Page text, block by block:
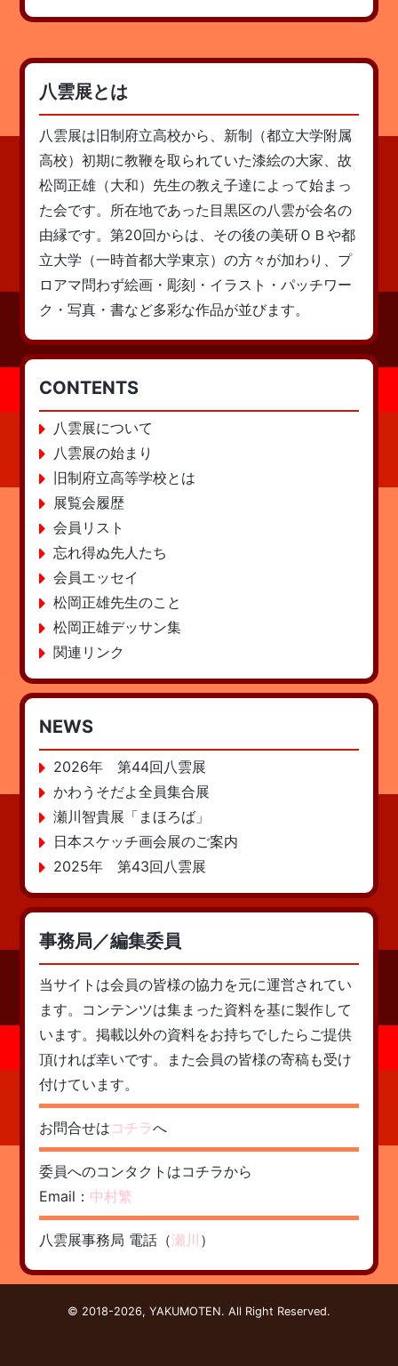
八雲展とは
八雲展は旧制府立高校から、新制（都立大学附属
高校）初期に教鞭を取られていた漆絵の大家、故
松岡正雄（大和）先生の教え子達によって始まっ
た会です。所在地であった目黒区の八雲が会名の
由縁です。第20回からは、その後の美研ＯＢや都
立大学（一時首都大学東京）の方々が加わり、プ
ロアマ問わず絵画・彫刻・イラスト・パッチワー
ク・写真・書など多彩な作品が並びます。
CONTENTS
八雲展について
八雲展の始まり
旧制府立高等学校とは
展覧会履歴
会員リスト
忘れ得ぬ先人たち
会員エッセイ
松岡正雄先生のこと
松岡正雄デッサン集
関連リンク
NEWS
2026年 第44回八雲展
かわうそだよ全員集合展
瀬川智貴展「まほろば」
日本スケッチ画会展のご案内
2025年 第43回八雲展
事務局／編集委員
当サイトは会員の皆様の協力を元に運営されてい
ます。コンテンツは集まった資料を基に製作して
います。掲載以外の資料をお持ちでしたらご提供
頂ければ幸いです。また会員の皆様の寄稿も受け
付けています。
お問合せは コチラへ
委員へのコンタクトはコチラから
Email： 中村繁
八雲展事務局 電話（瀬川 ）
© 2018-2026, YAKUMOTEN. All Right Reserved.